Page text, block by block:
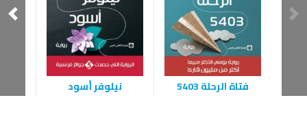
فتاة الرحلة 5403 نيلوفر أسود